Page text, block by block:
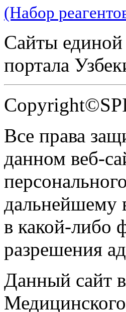
(Набор
Сайты
портала
Все права
данном веб-
дальнейшему
в какой-либо
разрешения
Данный сайт